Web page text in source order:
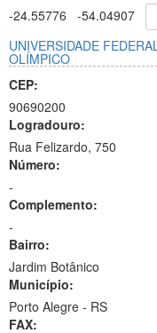
-24.55776
-54.04907
UNIVERSIDADE
OLÍMPICO
CEP:
90690200
Logradouro:
Rua Felizardo, 750
Número:
-
Complemento:
-
Bairro:
Jardim Botânico
Município:
Porto Alegre - RS
FAX: